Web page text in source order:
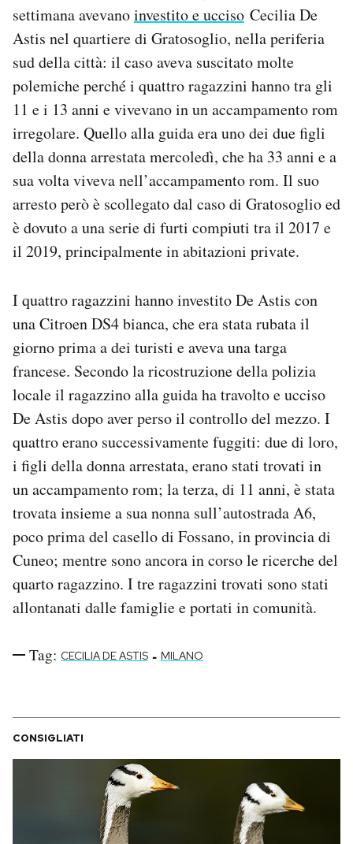
AREA PERSONALE
Area Personale
Newsletter
Regala il Post
Hai bisogno di aiuto?
Esci
settimana avevanoinvestito e ucciso Cecilia De
Astis nel quartiere di Gratosoglio, nella periferia
sud della città: il caso aveva suscitato molte
polemiche perché i quattro ragazzini hanno tra gli
11 e i 13 anni e vivevano in un accampamento rom
irregolare. Quello alla guida era uno dei due figli
della donna arrestata mercoledì, che ha 33 anni e a
sua volta viveva nell’accampamento rom. Il suo
arresto però è scollegato dal caso di Gratosoglio ed
è dovuto a una serie di furti compiuti tra il 2017 e
il 2019, principalmente in abitazioni private.
I quattro ragazzini hanno investito De Astis con
una Citroen DS4 bianca, che era stata rubata il
giorno prima a dei turisti e aveva una targa
francese. Secondo la ricostruzione della polizia
locale il ragazzino alla guida ha travolto e ucciso
De Astis dopo aver perso il controllo del mezzo. I
quattro erano successivamente fuggiti: due di loro,
i figli della donna arrestata, erano stati trovati in
un accampamento rom; la terza, di 11 anni, è stata
trovata insieme a sua nonna sull’autostrada A6,
poco prima del casello di Fossano, in provincia di
Cuneo; mentre sono ancora in corso le ricerche del
quarto ragazzino. I tre ragazzini trovati sono stati
allontanati dalle famiglie e portati in comunità.
Tag: CECILIA DE ASTIS - MILANO
CONSIGLIATI